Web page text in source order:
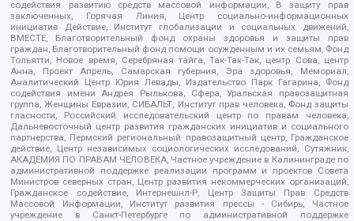
содействия развитию средств массовой информации, В защиту прав
заключенных, Горячая Линия, Центр социально-информационных
инициатив Действие, Институт глобализации и социальных движений,
ВМЕСТЕ, Благотворительный фонд охраны здоровья и защиты прав
граждан, Благотворительный фонд помощи осужденным и их семьям, Фонд
Тольятти, Новое время, Серебряная тайга, Так-Так-Так, центр Сова, центр
Анна, Проект Апрель, Самарская губерния, Эра здоровья, Мемориал,
Аналитический Центр Юрия Левады, Издательство Парк Гагарина, Фонд
содействия имени Андрея Рылькова, Сфера, Уральская правозащитная
группа, Женщины Евразии, СИБАЛЬТ, Институт прав человека, Фонд защиты
гласности, Российский исследовательский центр по правам человека,
Дальневосточный центр развития гражданских инициатив и социального
партнерства, Пермский региональный правозащитный центр, Гражданское
действие, Центр независимых социологических исследований, Сутяжник,
АКАДЕМИЯ ПО ПРАВАМ ЧЕЛОВЕКА, Частное учреждение в Калининграде по
административной поддержке реализации программ и проектов Совета
Министров северных стран, Центр развития некоммерческих организаций,
Гражданское содействие, Интернешнл-Р, Центр Защиты Прав Средств
Массовой Информации, Институт развития прессы - Сибирь, Частное
учреждение в Санкт-Петербурге по административной поддержке